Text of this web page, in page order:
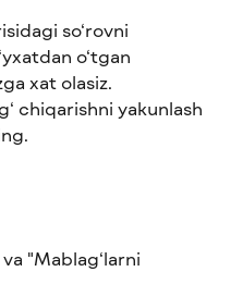
so‘rovni
o‘tgan
xat olasiz.
chiqarishni yakunlash
"Mablag‘larni